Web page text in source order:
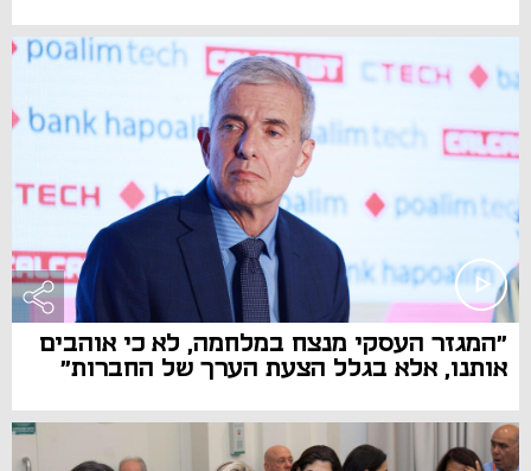
"המגזר העסקי מנצח במלחמה, לא כי אוהבים
אותנו, אלא בגלל הצעת הערך של החברות"